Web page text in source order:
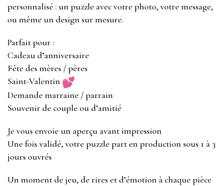
personnalisé : un puzzle avec votre photo, votre message,
ou même un design sur mesure.
Parfait pour :
Cadeau d’anniversaire
Fête des mères / pères
Saint-Valentin
Demande marraine / parrain
Souvenir de couple ou d’amitié
Je vous envoie un aperçu avant impression
Une fois validé, votre puzzle part en production sous 1 à 3
jours ouvrés
Un moment de jeu, de rires et d’émotion à chaque pièce